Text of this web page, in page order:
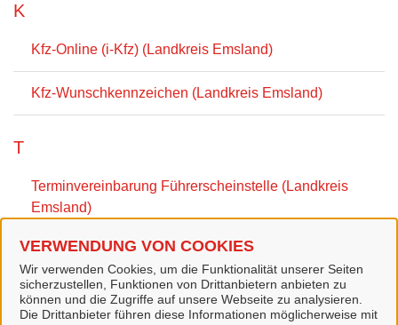
VERWENDUNG VON COOKIES
Wir verwenden Cookies, um die Funktionalität unserer Seiten
sicherzustellen, Funktionen von Drittanbietern anbieten zu
können und die Zugriffe auf unsere Webseite zu analysieren.
Die Drittanbieter führen diese Informationen möglicherweise mit
K
Kfz-Online (i-Kfz) (Landkreis Emsland)
Kfz-Wunschkennzeichen (Landkreis Emsland)
T
Terminvereinbarung Führerscheinstelle (Landkreis
Emsland)
Terminvereinbarung Zulassungsstelle (Landkreis
Emsland)